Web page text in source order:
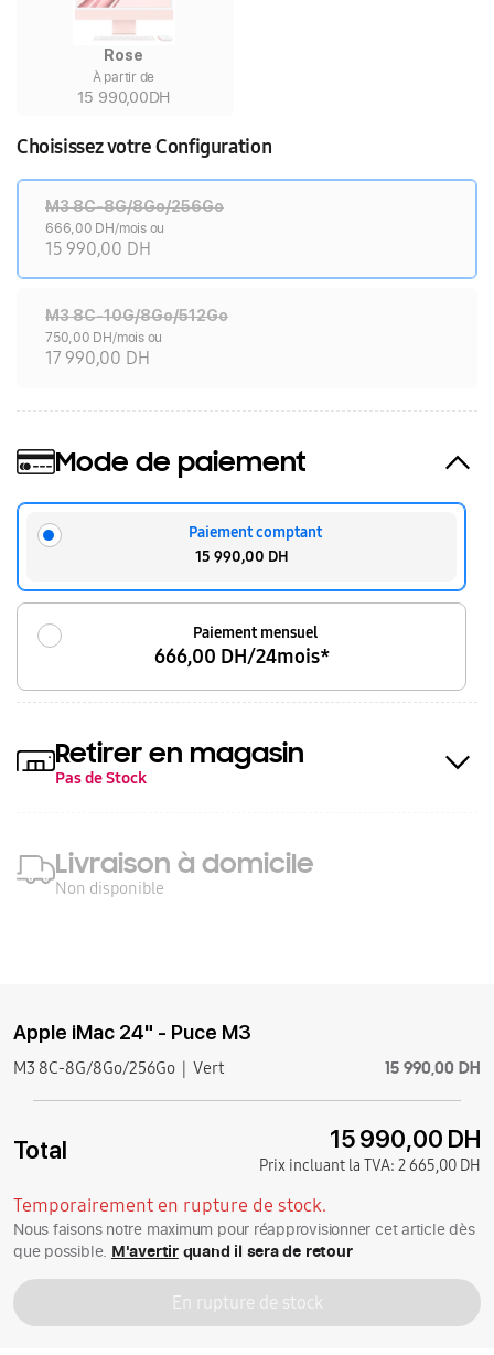
Rose
À partir de
15 990,00DH
Choisissez votre Configuration
M3 8C-8G/8Go/256Go
666,00 DH/mois ou
15 990,00 DH
M3 8C-10G/8Go/512Go
750,00 DH/mois ou
17 990,00 DH
Mode de paiement
Paiement comptant
15 990,00 DH
Paiement mensuel
666,00 DH/24mois*
Retirer en magasin
Pas de Stock
Livraison à domicile
Non disponible
Apple iMac 24" - Puce M3
M3 8C-8G/8Go/256Go Vert 15 990,00 DH
Total 15 990,00 DH
Prix incluant la TVA: 2 665,00 DH
Temporairement en rupture de stock.
Nous faisons notre maximum pour réapprovisionner cet article dès
que possible. M'avertirquand il sera de retour
En rupture de stock